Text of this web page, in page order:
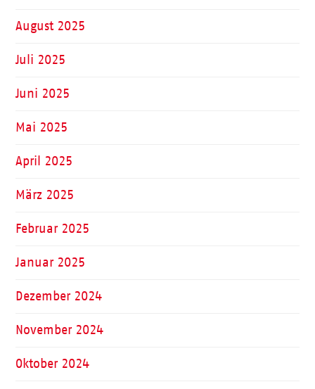
August 2025
Juli 2025
Juni 2025
Mai 2025
April 2025
März 2025
Februar 2025
Januar 2025
Dezember 2024
November 2024
Oktober 2024